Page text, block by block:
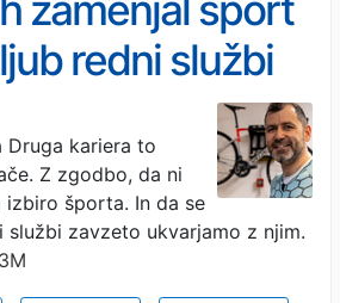
redni službi
kariera to
Z zgodbo, da ni
športa. In da se
službi zavzeto ukvarjamo z njim.